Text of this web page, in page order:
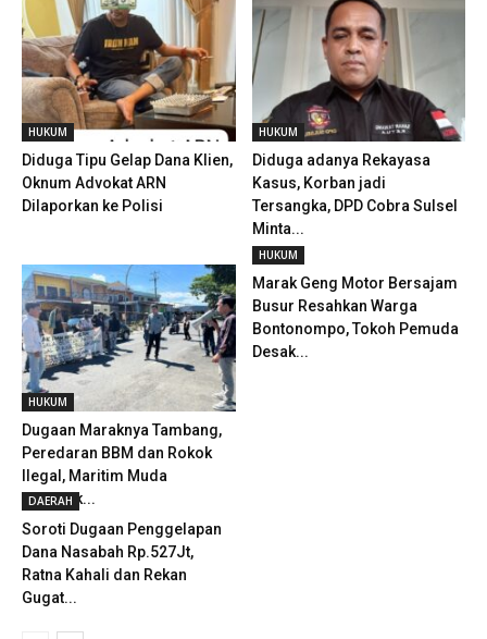
HUKUM
Diduga Tipu Gelap Dana Klien,
Oknum Advokat ARN
Dilaporkan ke Polisi
HUKUM
Diduga adanya Rekayasa
Kasus, Korban jadi
Tersangka, DPD Cobra Sulsel
Minta...
HUKUM
Dugaan Maraknya Tambang,
Peredaran BBM dan Rokok
Ilegal, Maritim Muda
Geruduk...
HUKUM
Marak Geng Motor Bersajam
Busur Resahkan Warga
Bontonompo, Tokoh Pemuda
Desak...
DAERAH
Soroti Dugaan Penggelapan
Dana Nasabah Rp.527Jt,
Ratna Kahali dan Rekan
Gugat...